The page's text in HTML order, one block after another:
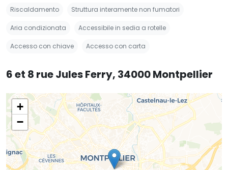
Riscaldamento Struttura interamente non fumatori
Aria condizionata Accessibile in sedia a rotelle
Accesso con chiave Accesso con carta
6 et 8 rue Jules Ferry, 34000 Montpellier
+
−